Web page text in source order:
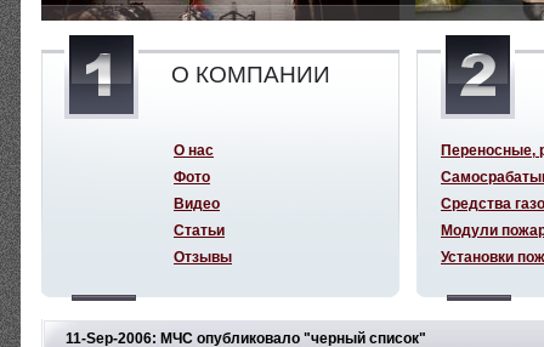
11-Sep-2006: МЧС опубликовало "черный список"
О КОМПАНИИ
О нас
Фото
Видео
Статьи
Отзывы
Переносные,
Средства
Модули
Установки